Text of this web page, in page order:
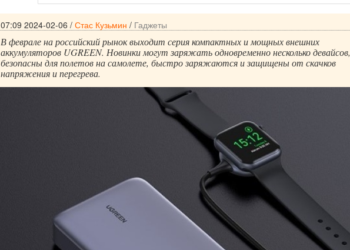
07:09 2024-02-06 / Стас Кузьмин / Гаджеты
В феврале на российский рынок выходит серия компактных и мощных внешних
аккумуляторов UGREEN. Новинки могут заряжать одновременно несколько девайсов,
безопасны для полетов на самолете, быстро заряжаются и защищены от скачков
напряжения и перегрева.